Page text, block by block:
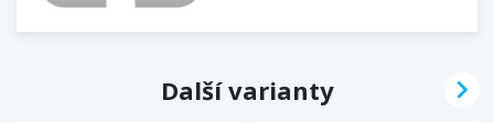
Další varianty 